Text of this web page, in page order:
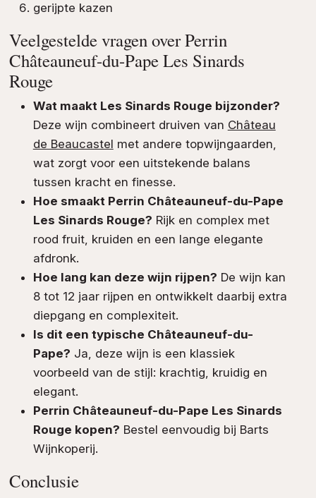
gerijpte kazen
Veelgestelde vragen over Perrin
Châteauneuf-du-Pape Les Sinards
Rouge
Wat maakt Les Sinards Rouge bijzonder?
Deze wijn combineert druiven van Château
de Beaucastel met andere topwijngaarden,
wat zorgt voor een uitstekende balans
tussen kracht en finesse.
Hoe smaakt Perrin Châteauneuf-du-Pape
Les Sinards Rouge? Rijk en complex met
rood fruit, kruiden en een lange elegante
afdronk.
Hoe lang kan deze wijn rijpen? De wijn kan
8 tot 12 jaar rijpen en ontwikkelt daarbij extra
diepgang en complexiteit.
Is dit een typische Châteauneuf-du-
Pape? Ja, deze wijn is een klassiek
voorbeeld van de stijl: krachtig, kruidig en
elegant.
Perrin Châteauneuf-du-Pape Les Sinards
Rouge kopen? Bestel eenvoudig bij Barts
Wijnkoperij.
Conclusie